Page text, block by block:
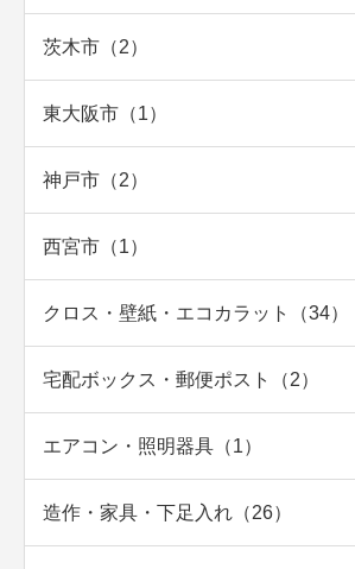
茨木市（2）
東大阪市（1）
神戸市（2）
西宮市（1）
クロス・壁紙・エコカラット（34）
宅配ボックス・郵便ポスト（2）
エアコン・照明器具（1）
造作・家具・下足入れ（26）